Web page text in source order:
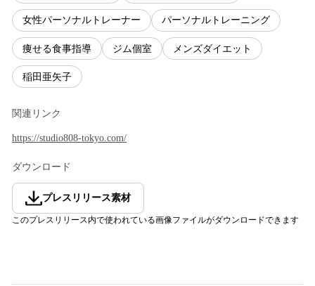
女性パーソナルトレーナー パーソナルトレーニング
痩せる食事指導 ジム個室 メンズダイエット
稲田亜矢子
関連リンク
https://studio808-tokyo.com/
ダウンロード
プレスリリース素材
このプレスリリース内で使われている画像ファイルがダウンロードできます